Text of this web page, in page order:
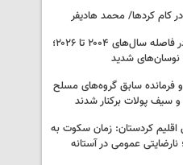
در کام کردها/ محمد هادیفر
درآمد نفتی عراق در فاصله سال‌های ۲۰۰۴ تا ۲۰۲۶؛
نوسان‌های شدید
فرمانده سابق گروه‌های مسلح
سیف پولات برکنار شدند
کردستان: زمان سکوت به
عمومی در آستانه